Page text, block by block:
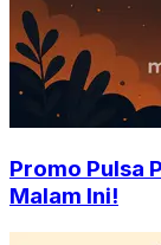
Promo Pulsa
Malam Ini!